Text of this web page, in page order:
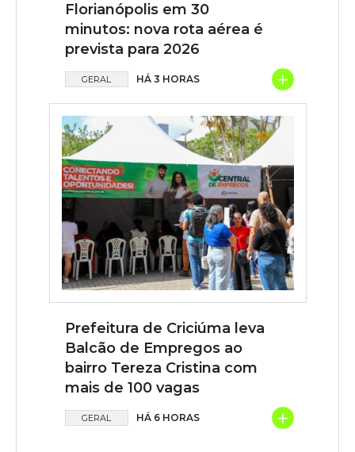
Florianópolis em 30
minutos: nova rota aérea é
prevista para 2026
GERAL HÁ 3 HORAS +
Prefeitura de Criciúma leva
Balcão de Empregos ao
bairro Tereza Cristina com
mais de 100 vagas
GERAL HÁ 6 HORAS +